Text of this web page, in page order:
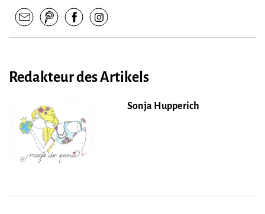
Redakteur des Artikels
Sonja Hupperich